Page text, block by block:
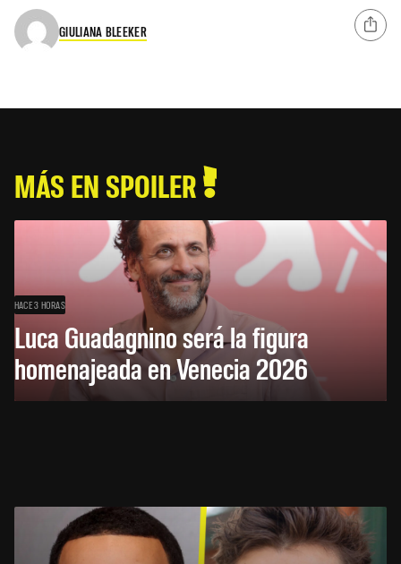
GIULIANA BLEEKER
MÁS EN SPOILER
HACE 3 HORAS
Luca Guadagnino será la figura
homenajeada en Venecia 2026